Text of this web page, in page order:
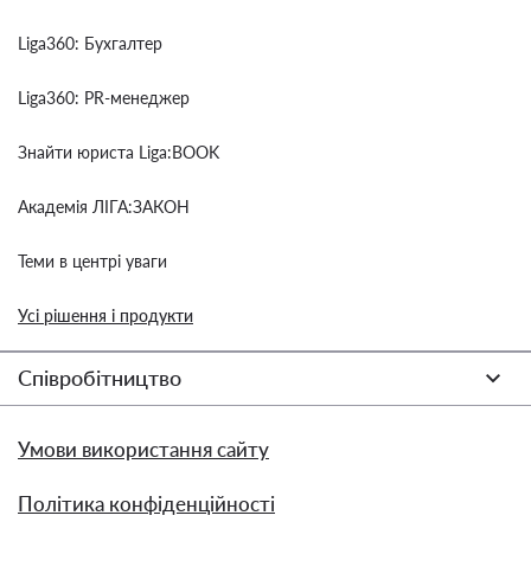
Liga360: Бухгалтер
Liga360: PR-менеджер
Знайти юриста Liga:BOOK
Академія ЛІГА:ЗАКОН
Теми в центрі уваги
Усі рішення і продукти
Співробітництво
Умови використання сайту
Політика конфіденційності